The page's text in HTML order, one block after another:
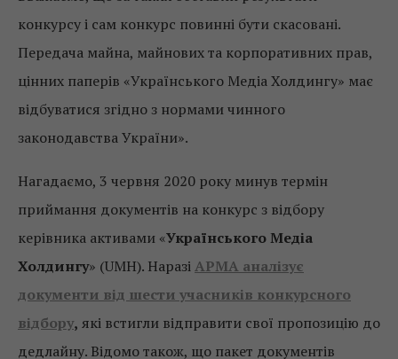
конкурсу і сам конкурс повинні бути скасовані.
Передача майна, майнових та корпоративних прав,
цінних паперів «Українського Медіа Холдингу» має
відбуватися згідно з нормами чинного
законодавства України».
Нагадаємо, 3 червня 2020 року минув термін
приймання документів на конкурс з відбору
керівника активами «Українського Медіа
Холдингу» (UMH). НаразіАРМА аналізує
документи від шести учасників конкурсного
відбору, які встигли відправити свої пропозицію до
дедлайну. Відомо також, що пакет документів